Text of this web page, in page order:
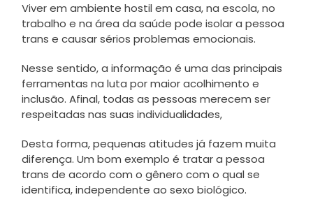
Viver em ambiente hostil em casa, na escola, no
trabalho e na área da saúde pode isolar a pessoa
trans e causar sérios problemas emocionais.
Nesse sentido, a informação é uma das principais
ferramentas na luta por maior acolhimento e
inclusão. Afinal, todas as pessoas merecem ser
respeitadas nas suas individualidades,
Desta forma, pequenas atitudes já fazem muita
diferença. Um bom exemplo é tratar a pessoa
trans de acordo com o gênero com o qual se
identifica, independente ao sexo biológico.